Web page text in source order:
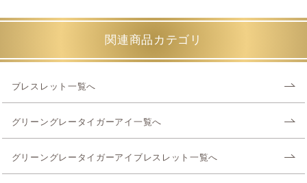
関連商品カテゴリ
ブレスレット一覧へ
グリーングレータイガーアイ一覧へ
グリーングレータイガーアイブレスレット一覧へ